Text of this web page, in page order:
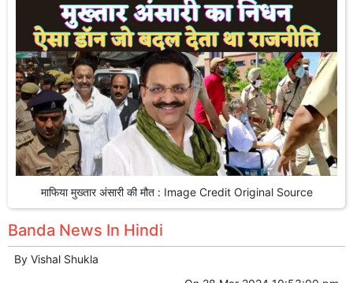
माफिया मुख्तार अंसारी की मौत : Image Credit Original Source
Banda News In Hindi
By Vishal Shukla